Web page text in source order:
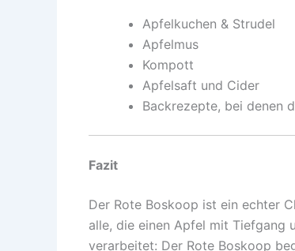
Apfelkuchen & Strudel
Apfelmus
Kompott
Apfelsaft und Cider
Backrezepte, bei denen
Fazit
Der Rote Boskoop ist ein echter
alle, die einen Apfel mit Tiefgang
verarbeitet: Der Rote Boskoop